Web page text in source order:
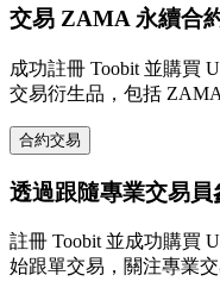
交易 ZAMA 永續合
成功註冊 Toobit 並購買
交易衍生品，包括
合約交易
透過跟隨專業交易員
註冊 Toobit 並成功購買
始跟單交易，關注專業交